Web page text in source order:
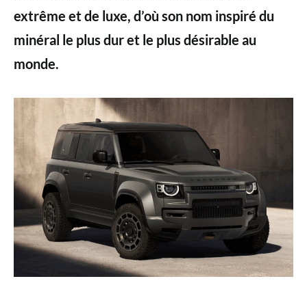
extrême et de luxe, d’où son nom inspiré du
minéral le plus dur et le plus désirable au
monde.